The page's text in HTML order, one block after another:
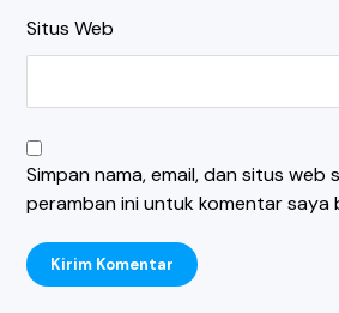
Situs Web
Simpan nama, email, dan situs web
peramban ini untuk komentar saya
Kirim Komentar